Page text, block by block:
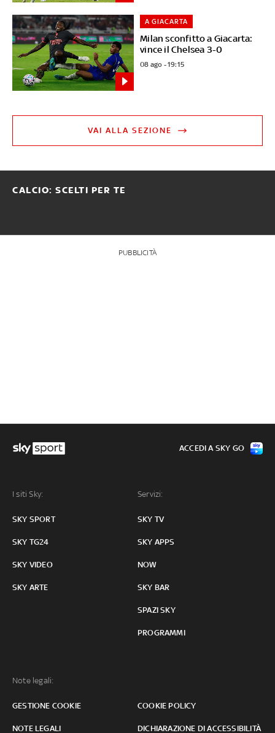
Milan sconfitto a Giacarta:
vince il Chelsea 3-0
A GIACARTA
08 ago - 19:15
VAI ALLA SEZIONE
CALCIO: SCELTI PER TE
PUBBLICITÀ
I siti Sky:
SKY SPORT
SKY TG24
SKY VIDEO
SKY ARTE
Servizi:
SKY TV
SKY APPS
NOW
SKY BAR
SPAZI SKY
PROGRAMMI
Note legali:
GESTIONE COOKIE COOKIE POLICY
NOTE LEGALI DICHIARAZIONE DI ACCESSIBILITÀ
ACCEDI A SKY GO